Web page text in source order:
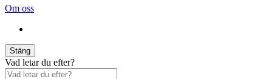
Om oss
Stäng
Vad letar du efter?